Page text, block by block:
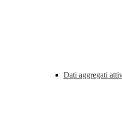
Dati aggregati